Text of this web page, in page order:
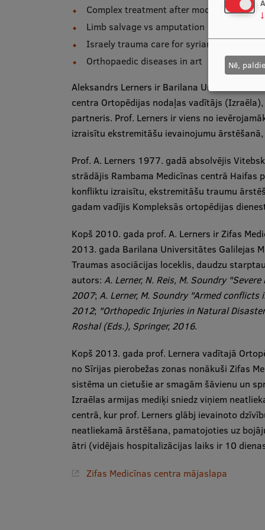
Complex treatment after modern combat
Limb salvage vs amputation
Israely trauma care for syrian war victims
Orthopaedic diseases in art
Aleksandrs Lerners ir Barilana Universitātes
centra Ortopēdijas nodaļas vadītājs
partneris. Prof. Lerners ir viens no
izraisītu ekstremitāšu ievainojumu
Prof. A. Lerners 1977. gadā absolvējis
strādājis Rambama Medicīnas centrā
konfliktu izraisītu, ekstremitāšu traumu
gadam vadījis Kompleksās ortopēdijas
Kopš 2010. gada prof. A. Lerners ir Zifas
2013. gada Barilana Universitātes Galilejas
Traumas asociācijas loceklis, daudzu
autors: A. Lerner, N. Reis, M. Soundry
2007; A. Lerner, M. Soundry "Armed
2012; "Orthopedic Injuries in Natural
Roshal (Eds.), Springer, 2016.
Kopš 2013. gada prof. Lernera vadītajā
no Sīrijas pierobežas zonas nonākuši Zifas
sistēma un cietušie ar smagām šāvienu un
Izraēlas armijas mediķi sniedz viņiem
centrā, kur prof. Lerners glābj ievainoto
neatliekamā ārstēšana, pamatojoties uz
ātri (vidējais hospitalizācijas laiks ir 10
Zifas Medicīnas centra mājaslapa
↓
Nē,